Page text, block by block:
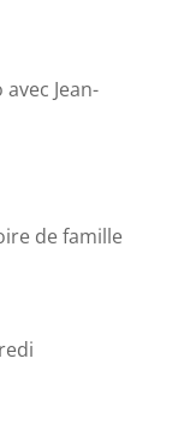
Jean-
de famille